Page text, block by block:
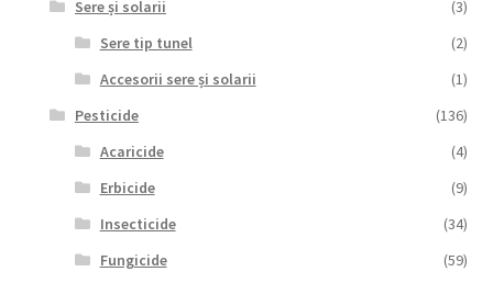
Sere și solarii
(3)
Sere tip tunel
(2)
Accesorii sere și solarii
(1)
Pesticide
(136)
Acaricide
(4)
Erbicide
(9)
Insecticide
(34)
Fungicide
(59)